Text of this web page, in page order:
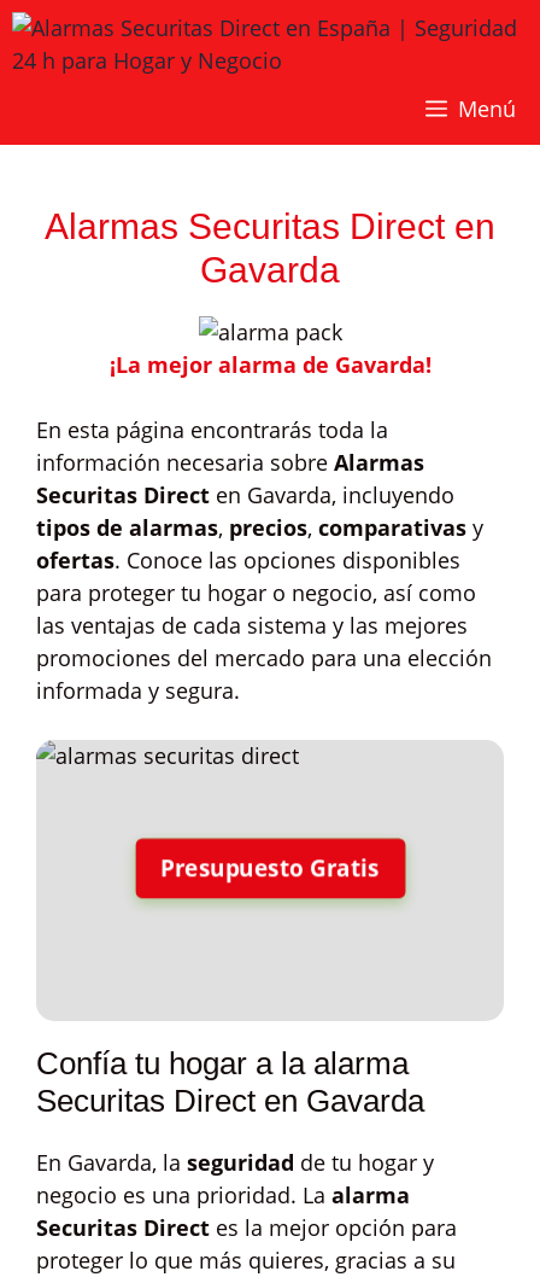
Saltar
al
contenido
Menú
Alarmas Securitas Direct en
Gavarda
¡La mejor alarma de Gavarda!
En esta página encontrarás toda la
información necesaria sobre Alarmas
Securitas Direct en Gavarda, incluyendo
tipos de alarmas, precios, comparativas y
ofertas. Conoce las opciones disponibles
para proteger tu hogar o negocio, así como
las ventajas de cada sistema y las mejores
promociones del mercado para una elección
informada y segura.
Presupuesto Gratis
Confía tu hogar a la alarma
Securitas Direct en Gavarda
En Gavarda, la seguridad de tu hogar y
negocio es una prioridad. La alarma
Securitas Direct es la mejor opción para
proteger lo que más quieres, gracias a su